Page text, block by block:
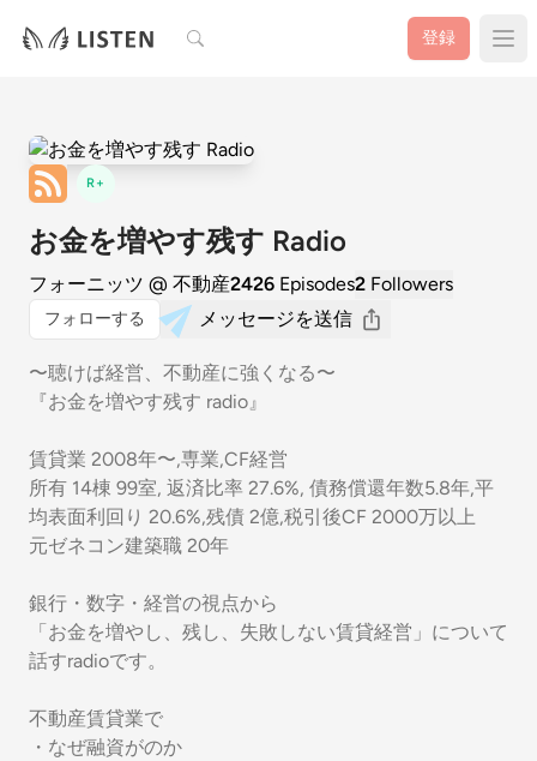
検索 登録
R+
お金を増やす残す Radio
フォーニッツ @ 不動産2426 Episodes2 Followers
フォローする メッセージを送信
〜聴けば経営、不動産に強くなる〜
『お金を増やす残す radio』
賃貸業 2008年〜,専業,CF経営
所有 14棟 99室, 返済比率 27.6%, 債務償還年数5.8年,平
均表面利回り 20.6%,残債 2億,税引後CF 2000万以上
元ゼネコン建築職 20年
銀行・数字・経営の視点から
「お金を増やし、残し、失敗しない賃貸経営」について
話すradioです。
不動産賃貸業で
・なぜ融資がのか